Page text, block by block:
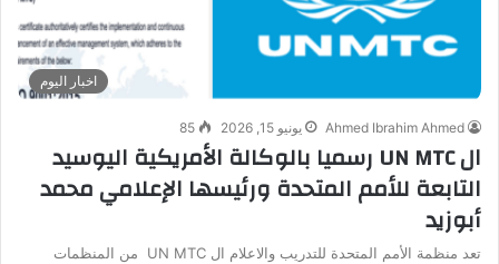
اخبار اليوم
Ahmed Ibrahim Ahmed يونيو 15, 2026 85
ال UN MTC رسميا بالوكالة الأمريكية اليوسيد
التابعة للأمم المتحدة ورئيسها الإعلامي محمد
أبوزيد
تعد منظمة الأمم المتحدة للتدريب والاعلام ال UN MTC من المنظمات